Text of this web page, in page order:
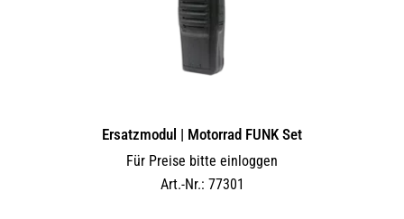
Ersatzmodul | Motorrad FUNK Set
Für Preise bitte einloggen
Art.-Nr.: 77301